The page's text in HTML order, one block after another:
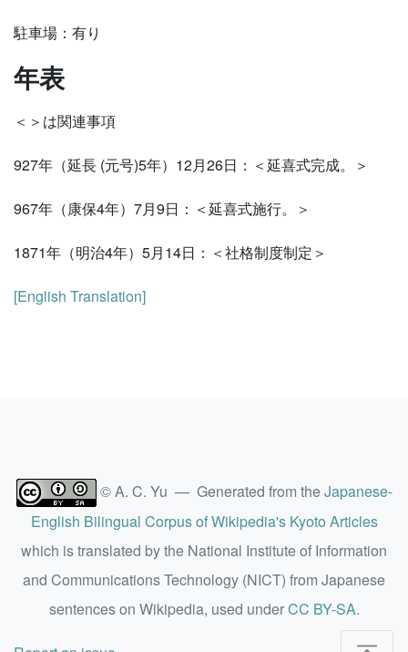
駐車場：有り
年表
＜＞は関連事項
927年（延長 (元号)5年）12月26日：＜延喜式完成。＞
967年（康保4年）7月9日：＜延喜式施行。＞
1871年（明治4年）5月14日：＜社格制度制定＞
[English Translation]
© A. C. Yu — Generated from theJapanese-
English Bilingual Corpus of Wikipedia's Kyoto Articles
which is translated by the National Institute of Information
and Communications Technology (NICT) from Japanese
sentences on Wikipedia, used underCC BY-SA.